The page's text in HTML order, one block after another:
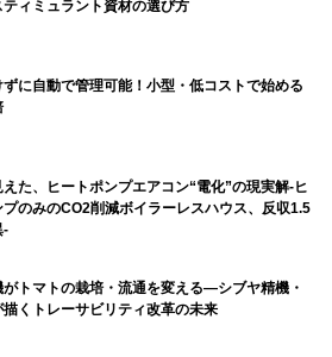
ティミュラント資材の選び方
に自動で管理可能！小型・低コストで始める
た、ヒートポンプエアコン“電化”の現実解-ヒ
プのみのCO2削減ボイラーレスハウス、反収1.5
-
トマトの栽培・流通を変える―シブヤ精機・
描くトレーサビリティ改革の未来